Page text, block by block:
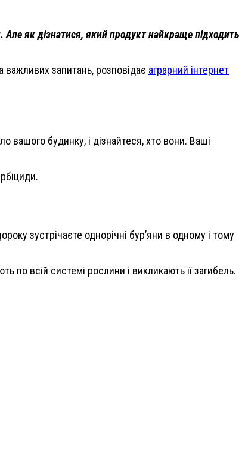
Але як дізнатися, який продукт найкраще підходить
важливих запитань, розповідає аграрний інтернет
вашого будинку, і дізнайтеся, хто вони. Ваші
зустрічаєте однорічні бур’яни в одному і тому
по всій системі рослини і викликають її загибель.